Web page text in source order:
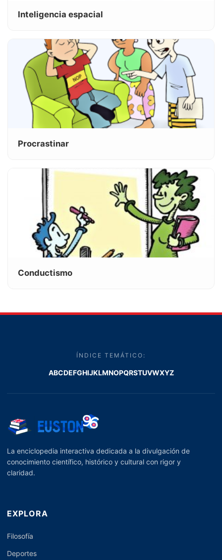
Inteligencia espacial
Procrastinar
Conductismo
ÍNDICE TEMÁTICO:
ABCDEFGHIJKLMNOPQRSTUVWXYZ
La enciclopedia interactiva dedicada a la divulgación de
conocimiento científico, histórico y cultural con rigor y
claridad.
EXPLORA
Filosofía
Deportes